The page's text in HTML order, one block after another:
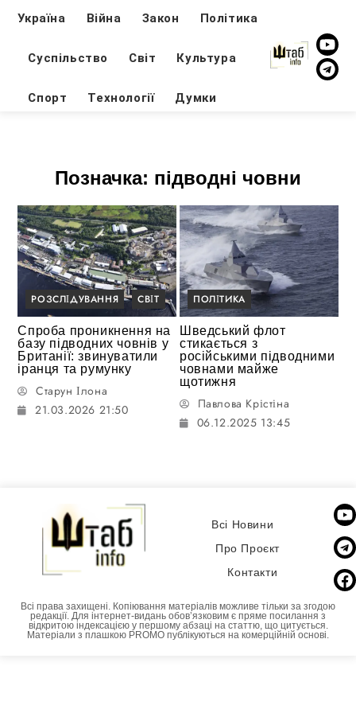
Україна Війна Закон Політика
Суспільство Світ Культура
Спорт Технології Думки
Позначка: підводні човни
РОЗСЛІДУВАННЯ СВІТ
Спроба проникнення на
базу підводних човнів у
Британії: звинуватили
іранця та румунку
Старун Ілона
21.03.2026 21:50
ПОЛІТИКА
Шведський флот
стикається з
російськими підводними
човнами майже
щотижня
Павлова Крістіна
06.12.2025 13:45
Всі Новини
Про Проєкт
Контакти
Всі права захищені. Копіювання матеріалів можливе тільки за згодою
редакції. Для інтернет-видань обовʼязковим є пряме посилання з
відкритою індексацією у першому абзаці на статтю, що цитується.
Матеріали з плашкою PROMO публікуються на комерційній основі.